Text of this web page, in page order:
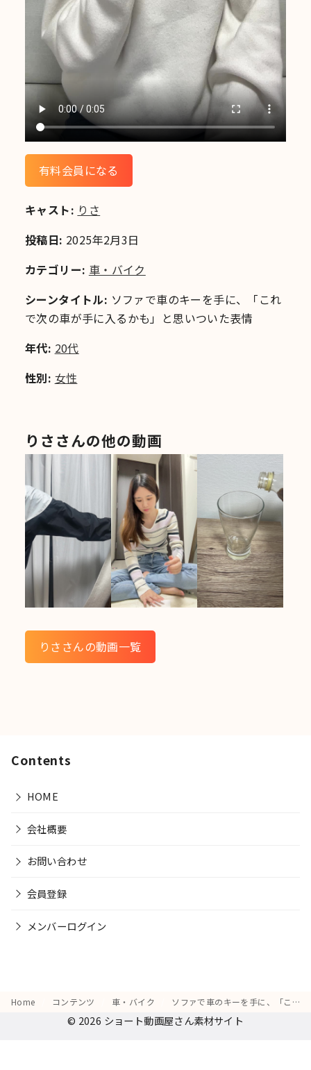
有料会員になる
キャスト: りさ
投稿日: 2025年2月3日
カテゴリー: 車・バイク
シーンタイトル: ソファで車のキーを手に、「これ
で次の車が手に入るかも」と思いついた表情
年代: 20代
性別: 女性
りささんの他の動画
りささんの動画一覧
Contents
HOME
会社概要
お問い合わせ
会員登録
メンバーログイン
Home コンテンツ 車・バイク ソファで車のキーを手に、「これで次の車が手に入るかも」と思いついた表情
© 2026 ショート動画屋さん素材サイト